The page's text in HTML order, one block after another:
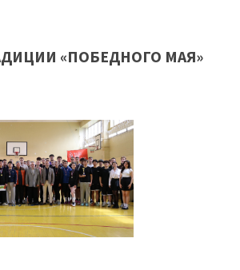
«ПОБЕДНОГО МАЯ»